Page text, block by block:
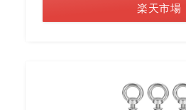
楽天市場